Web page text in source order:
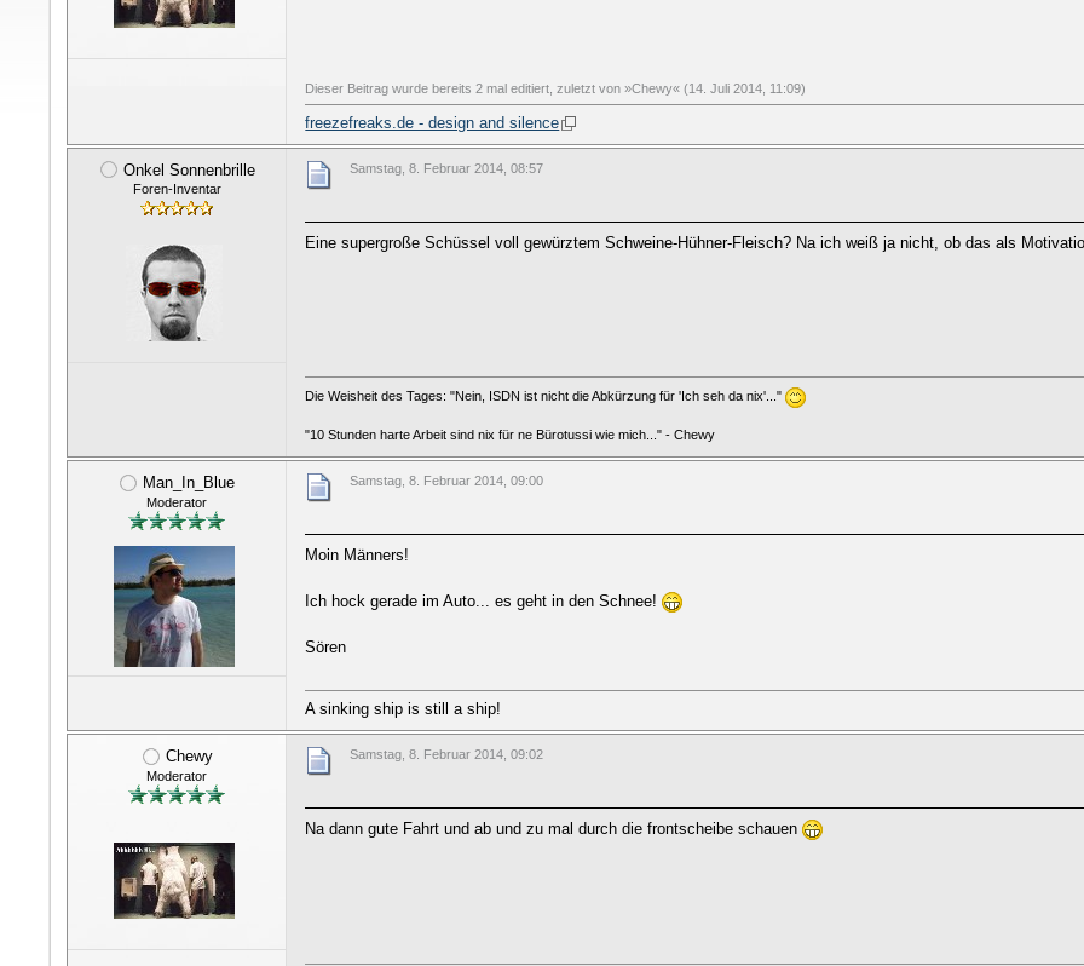
Dieser Beitrag wurde bereits 2 mal editiert, zuletzt von »Chewy« (14. Juli 2014, 11:09)
freezefreaks.de - design and silence
Onkel Sonnenbrille
Foren-Inventar
Samstag, 8. Februar 2014, 08:57
Eine supergroße Schüssel voll gewürztem Schweine-Hühner-Fleisch? Na ich weiß ja nicht, ob das als
Die Weisheit des Tages: "Nein, ISDN ist nicht die Abkürzung für 'Ich seh da nix'..."
"10 Stunden harte Arbeit sind nix für ne Bürotussi wie mich..." - Chewy
Man_In_Blue
Moderator
Samstag, 8. Februar 2014, 09:00
Moin Männers!
Ich hock gerade im Auto... es geht in den Schnee!
Sören
A sinking ship is still a ship!
Chewy
Moderator
Samstag, 8. Februar 2014, 09:02
Na dann gute Fahrt und ab und zu mal durch die frontscheibe schauen